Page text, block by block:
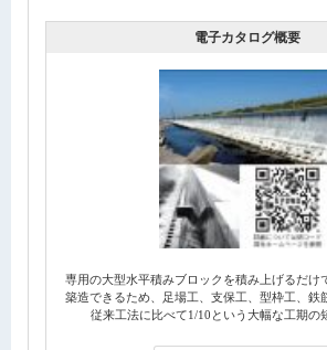
電子カタログ概要
専用の大型水平積みブロックを積み上げるだけ
築造できるため、足場工、支保工、型枠工、鉄
従来工法に比べて1/10という大幅な工期の